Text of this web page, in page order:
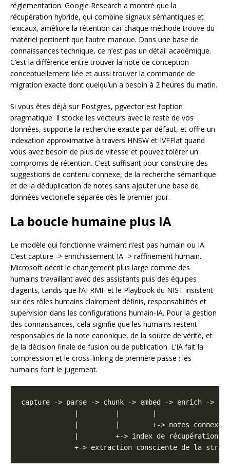
réglementation. Google Research a montré que la
récupération hybride, qui combine signaux sémantiques et
lexicaux, améliore la rétention car chaque méthode trouve du
matériel pertinent que l’autre manque. Dans une base de
connaissances technique, ce n’est pas un détail académique.
C’est la différence entre trouver la note de conception
conceptuellement liée et aussi trouver la commande de
migration exacte dont quelqu’un a besoin à 2 heures du matin.
Si vous êtes déjà sur Postgres, pgvector est l’option
pragmatique. Il stocke les vecteurs avec le reste de vos
données, supporte la recherche exacte par défaut, et offre un
indexation approximative à travers HNSW et IVFFlat quand
vous avez besoin de plus de vitesse et pouvez tolérer un
compromis de rétention. C’est suffisant pour construire des
suggestions de contenu connexe, de la recherche sémantique
et de la déduplication de notes sans ajouter une base de
données vectorielle séparée dès le premier jour.
La boucle humaine plus IA
Le modèle qui fonctionne vraiment n’est pas humain ou IA.
C’est capture -> enrichissement IA -> raffinement humain.
Microsoft décrit le changement plus large comme des
humains travaillant avec des assistants puis des équipes
d’agents, tandis que l’AI RMF et le Playbook du NIST insistent
sur des rôles humains clairement définis, responsabilités et
supervision dans les configurations humain-IA. Pour la gestion
des connaissances, cela signifie que les humains restent
responsables de la note canonique, de la source de vérité, et
de la décision finale de fusion ou de publication. L’IA fait la
compression et le cross-linking de première passe ; les
humains font le jugement.